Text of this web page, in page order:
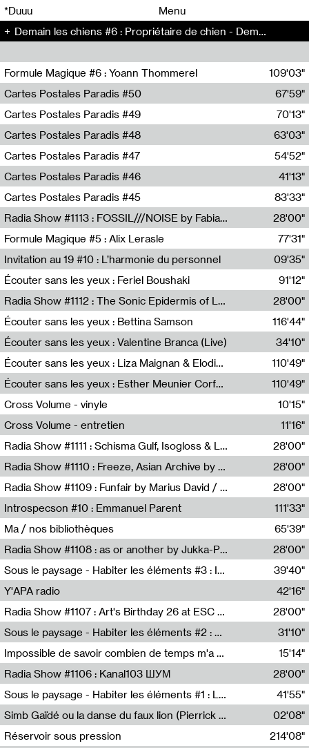
*Duuu
Menu
Demain les chiens #6 : Propriétaire de chien - Demain les chiens (6)
Formule Magique #6 : Yoann Thommerel
Nathalie Lacroix,Yoann Thommerel
109'03"
Cartes Postales Paradis #50
Zoé Leroux
67'59"
Cartes Postales Paradis #49
Aurore Portales
70'13"
Cartes Postales Paradis #48
Mathias Dupaquier
63'03"
Cartes Postales Paradis #47
Raymond Engramer
54'52"
Cartes Postales Paradis #46
Sarah Banville
41'13"
Cartes Postales Paradis #45
Mateo Cuin
83'33"
Radia Show #1113 : FOSSIL///NOISE by Fabiana Gibim / Wave Farm
Wave Farm
28'00"
Formule Magique #5 : Alix Lerasle
Nathalie Lacroix
77'31"
Invitation au 19 #10 : L’harmonie du personnel
19, CRAC
09'35"
Écouter sans les yeux : Feriel Boushaki
Feriel Boushaki
91'12"
Radia Show #1112 : The Sonic Epidermis of Lake Léman by Paul Courlet / Guest Slot
28'00"
Écouter sans les yeux : Bettina Samson
Bettina Samson
116'44"
Écouter sans les yeux : Valentine Branca (Live)
Valentine Branca
34'10"
Écouter sans les yeux : Liza Maignan & Elodie Lecat
Liza Maignan,Elodie Lecat
110'49"
Écouter sans les yeux : Esther Meunier Corfdyr
Esther Meunier Corfdyr
110'49"
Cross Volume - vinyle
10'15"
Cross Volume - entretien
11'16"
Radia Show #1111 : Schisma Gulf, Isogloss & Lament For The Old Clock By Harvey Young / Resonance
Resonance
28'00"
Radia Show #1110 : Freeze, Asian Archive by Avita Maheen / Radio Worm
Radio WORM
28'00"
Radia Show #1109 : Funfair by Marius David / JET FM
Jet FM
28'00"
Introspecson #10 : Emmanuel Parent
Pierre Henry,Emmanuel Parent
111'33"
Ma / nos bibliothèques
Sarah Tritz,Elene Lapiashivili,Justin Marconnet,Mateo Cuche,Esther Lechevalier,Suzie Lecroart,Romance Castelet
65'39"
Radia Show #1108 : as or another by Jukka-Pekka Kervinen / Rádio Zero
Radio Zero
28'00"
Sous le paysage - Habiter les éléments #3 : Interprétations, rituels et symboliques des éléments
Nastassja Martin
39'40"
Y'APA radio
Pierrick Mouton
42'16"
Radia Show #1107 : Art's Birthday 26 at ESC - Medien Kunst Labor
Radio Helsinki
28'00"
Sous le paysage - Habiter les éléments #2 : Vers le tournant élémentaire
Nastassja Martin
31'10"
Impossible de savoir combien de temps m'a échappé
Mélanie Blaison,Mateo Cuin
15'14"
Radia Show #1106 : Kanal103 ШУМ
Kanal103
28'00"
Sous le paysage - Habiter les éléments #1 : Les éléments et les débordements du vivant
Nastassja Martin
41'55"
Simb Gaïdé ou la danse du faux lion (Pierrick Mouton)
Pierrick Mouton,Simb Gaïdé
02'08"
Réservoir sous pression
214'08"
00 00
00 00